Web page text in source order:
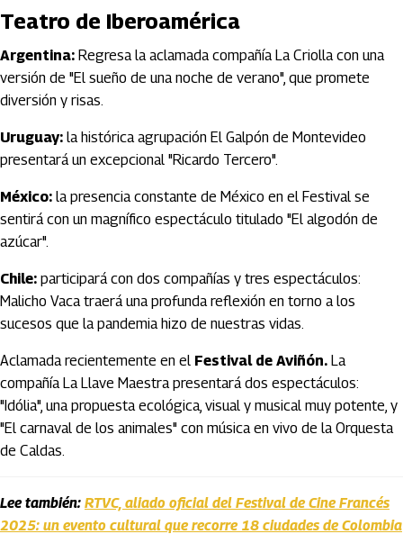
Teatro de Iberoamérica
Argentina: Regresa la aclamada compañía La Criolla con una
versión de "El sueño de una noche de verano", que promete
diversión y risas.
Uruguay: la histórica agrupación El Galpón de Montevideo
presentará un excepcional "Ricardo Tercero".
México: la presencia constante de México en el Festival se
sentirá con un magnífico espectáculo titulado "El algodón de
azúcar".
Chile: participará con dos compañías y tres espectáculos:
Malicho Vaca traerá una profunda reflexión en torno a los
sucesos que la pandemia hizo de nuestras vidas.
Aclamada recientemente en el Festival de Aviñón. La
compañía La Llave Maestra presentará dos espectáculos:
"Idólia", una propuesta ecológica, visual y musical muy potente, y
"El carnaval de los animales" con música en vivo de la Orquesta
de Caldas.
Lee también: RTVC, aliado oficial del Festival de Cine Francés
2025: un evento cultural que recorre 18 ciudades de Colombia